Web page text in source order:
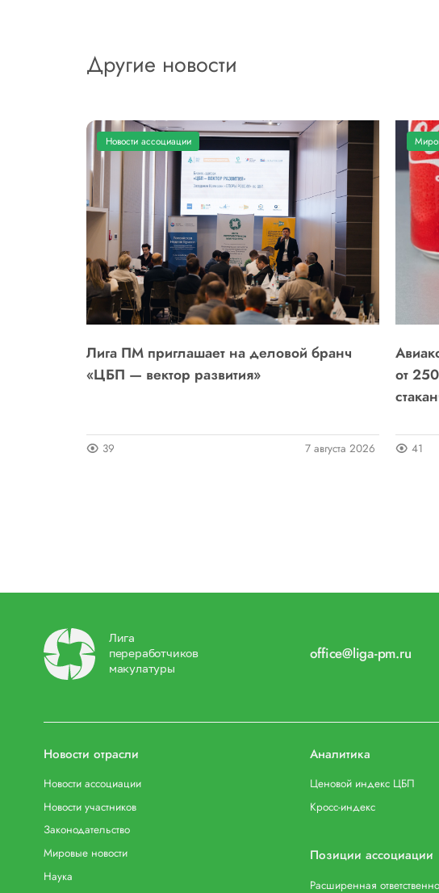
Другие новости
Новости ассоциации
Лига ПМ приглашает на деловой бранч
«ЦБП — вектор развития»
39 7 августа 2026
от
41
Лига
переработчиков
макулатуры
office@liga-pm.ru
Новости отрасли
Новости ассоциации
Новости участников
Законодательство
Мировые новости
Наука
Аналитика
Ценовой индекс ЦБП
Кросс-индекс
Позиции ассоциации
Расширенная